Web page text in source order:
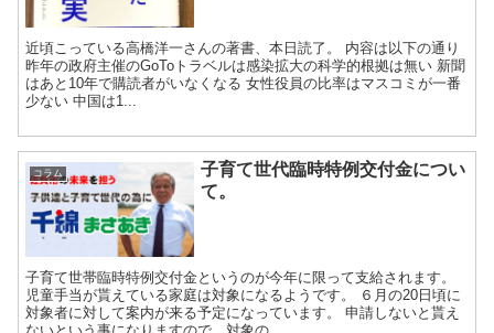
近頃こっている高橋洋一さんの著書、本日読了。 内容は以下の通り
昨年の政府主催のGoToトラベルは感染拡大の科学的根拠は無い 新聞
はあと10年で購読者がいなくなる 女性役員の比率はマスコミが一番
少ない 中国は1...
コラム
子育て世代臨時特例交付金につい
て。
子育て世帯臨時特例交付金というのが今年に限って支給されます。
児童手当が貰えている家庭は対象になるようです。 ６月の20日頃に
対象者に対して案内が来る予定になっています。 申請しないと貰え